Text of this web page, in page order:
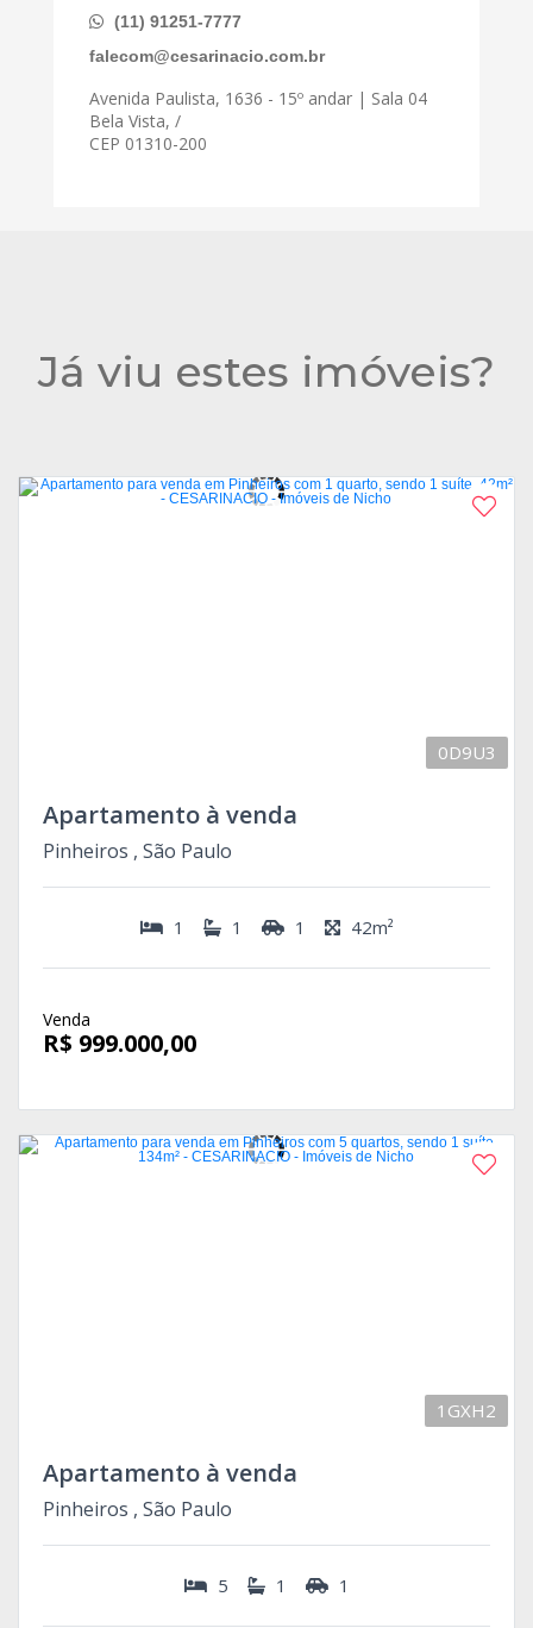
(11) 91251-7777
falecom@cesarinacio.com.br
Avenida Paulista, 1636 - 15º andar | Sala 04
Bela Vista, /
CEP 01310-200
Já viu estes imóveis?
0D9U3
Apartamento à venda
Pinheiros , São Paulo
1 1 1 42m²
Venda
R$ 999.000,00
1GXH2
Apartamento à venda
Pinheiros , São Paulo
5 1 1